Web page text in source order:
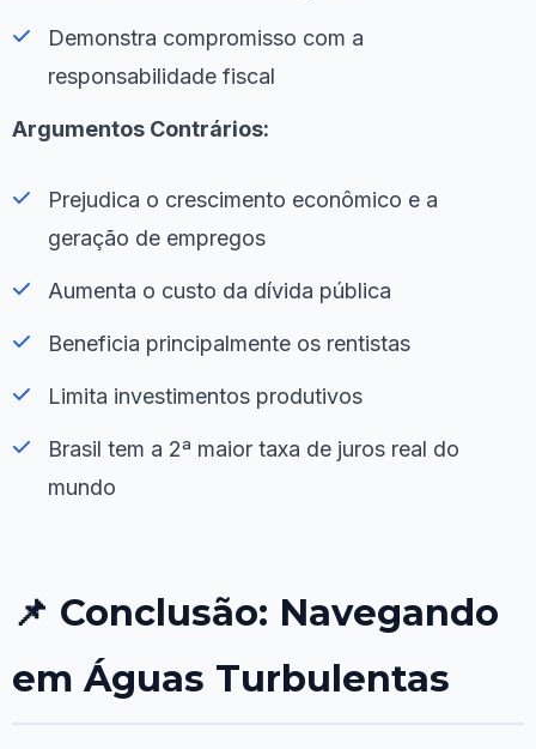
Demonstra compromisso com a
responsabilidade fiscal
Argumentos Contrários:
Prejudica o crescimento econômico e a
geração de empregos
Aumenta o custo da dívida pública
Beneficia principalmente os rentistas
Limita investimentos produtivos
Brasil tem a 2ª maior taxa de juros real do
mundo
📌 Conclusão: Navegando
em Águas Turbulentas